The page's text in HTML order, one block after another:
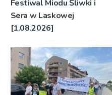
Festiwal Miodu Śliwki i
Sera w Laskowej
[1.08.2026]